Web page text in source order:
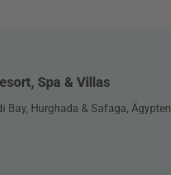
Spa & Villas
Bay, Hurghada & Safaga, Ägypten